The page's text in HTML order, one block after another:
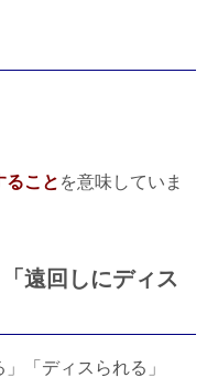
ること を意味していま
遠回しにディス
「ディスられる」